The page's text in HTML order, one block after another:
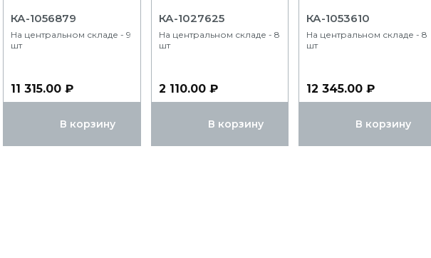
КА-1056879
На центральном складе - 9
шт
11 315.00 ₽
В корзину
КА-1027625
На центральном складе - 8
шт
2 110.00 ₽
В корзину
КА-1053610
На центральном складе - 8
шт
12 345.00 ₽
В корзину